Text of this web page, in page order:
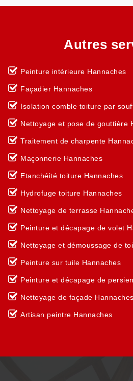
Autres
Peinture intérieure Hannaches
Façadier Hannaches
Isolation comble toiture par
Nettoyage et pose de gouttière
Traitement de charpente
Maçonnerie Hannaches
Etanchéité toiture Hannaches
Hydrofuge toiture Hannaches
Nettoyage de terrasse
Peinture et décapage de volet
Nettoyage et démoussage de
Peinture sur tuile Hannaches
Peinture et décapage de
Nettoyage de façade Hannaches
Artisan peintre Hannaches